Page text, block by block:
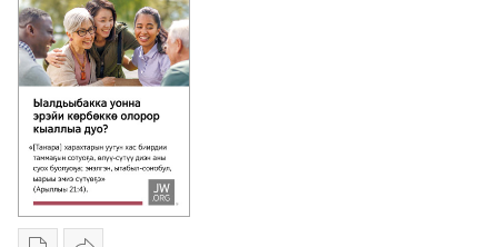
Саарыстыбата
биһиги
кыһалҕаларбытын
барытын
быһаарыа
барытын
быһаарыа